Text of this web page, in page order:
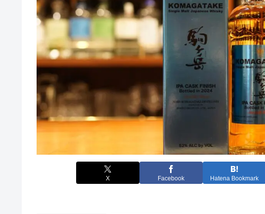
X Facebook Hatena Bookmark